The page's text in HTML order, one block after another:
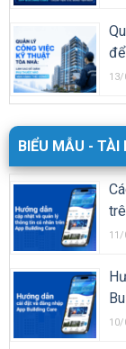
13/
BIỂU MẪU - TÀI
11/
10/